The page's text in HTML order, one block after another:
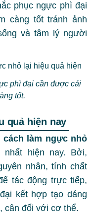
phục ngực phì đại
càng tốt tránh ảnh
và tâm lý người
phì đại cần được cải
tốt.
quả hiện nay
cách làm ngực nhỏ
hiện nay. Bởi,
nhân, tính chất
tác động trực tiếp,
kết hợp tạo dáng
cân đối với cơ thể.